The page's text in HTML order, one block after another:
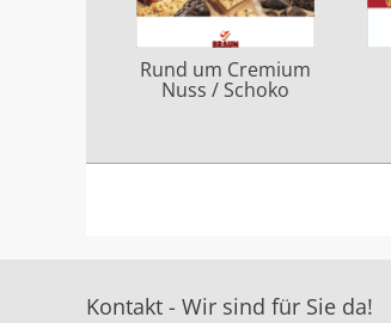
Rund um Cremium
Nuss / Schoko
Kontakt - Wir sind für Sie da!